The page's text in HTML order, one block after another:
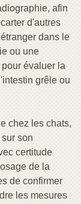
afin
d'autres
dans le
ou une
évaluer la
grêle ou
chez les chats,
son
certitude
de la
de confirmer
les mesures